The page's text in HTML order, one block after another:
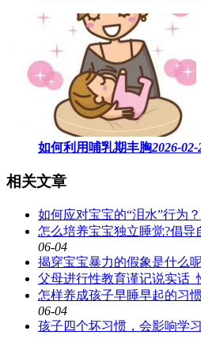
如何利用哺乳期丰胸2026-02-
相关文章
如何应对宝宝的“泪水”行为
怎么培养宝宝独立睡觉?倡导
06-04
揭穿宝宝暴力的假象是什么
父母进行性教育谨记说实话_
怎样养成孩子早睡早起的习
06-04
孩子四个坏习惯，会影响学